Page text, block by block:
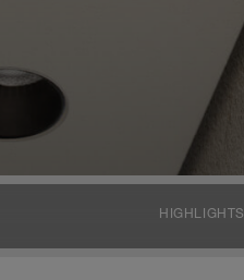
HIGHLIGHTS